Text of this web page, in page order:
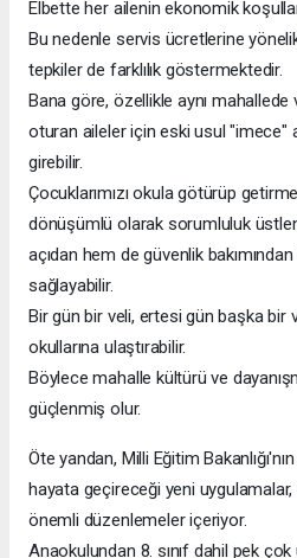
Elbette her ailenin ekonomik
Bu nedenle servis ücretlerine
tepkiler de farklılık göstermektedir.
Bana göre, özellikle aynı
oturan aileler için eski usul "imece"
girebilir.
Çocuklarımızı okula götürüp
dönüşümlü olarak sorumluluk
açıdan hem de güvenlik
sağlayabilir.
Bir gün bir veli, ertesi gün başka bir
okullarına ulaştırabilir.
Böylece mahalle kültürü ve
güçlenmiş olur.
Öte yandan, Milli Eğitim
hayata geçireceği yeni
önemli düzenlemeler içeriyor.
Anaokulundan 8. sınıf dahil pek